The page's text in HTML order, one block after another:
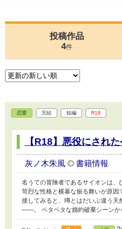
投稿作品
4件
恋愛 完結 短編 R18
【R18】悪役にされ
灰ノ木朱風 書籍情報
名うての冒険者であるサイオンは
苛烈な性格と横暴な振る舞いが原
接してみると、噂とはだいぶ違う
――。 ベタベタな婚約破棄シーンか